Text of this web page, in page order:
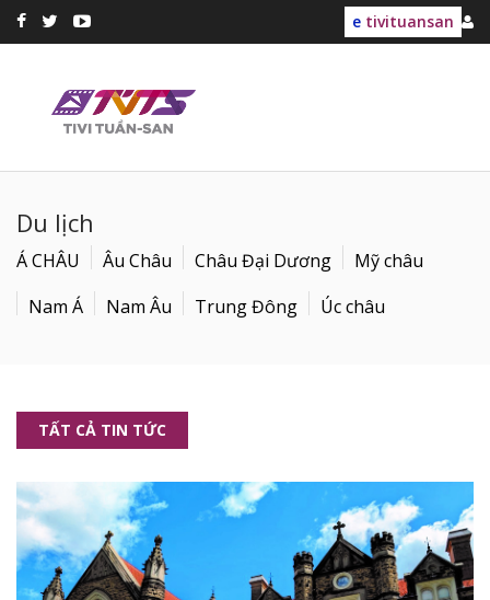
e tivituansan
Du lịch
Á CHÂU Âu Châu Châu Đại Dương
Mỹ châu
Nam Á
Nam Âu Trung Đông Úc châu
TẤT CẢ TIN TỨC